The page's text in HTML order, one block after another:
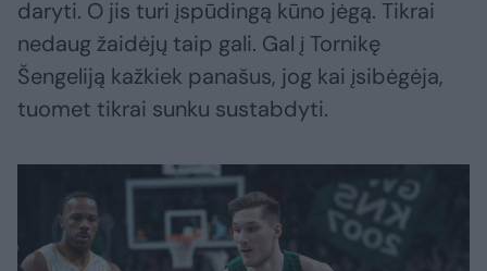
daryti. O jis turi įspūdingą kūno jėgą. Tikrai
nedaug žaidėjų taip gali. Gal į Tornikę
Šengeliją kažkiek panašus, jog kai įsibėgėja,
tuomet tikrai sunku sustabdyti.